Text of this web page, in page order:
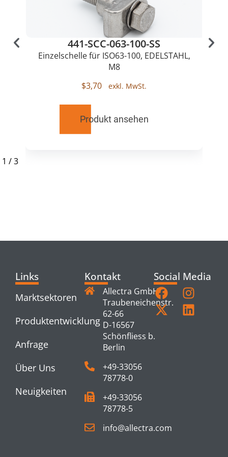
441-SCC-063-100-SS
Einzelschelle für ISO63-100, EDELSTAHL,
M8
$3,70
Produkt ansehen
1 /3
Links
Marktsektoren
Produktentwicklung
Anfrage
Über Uns
Neuigkeiten
Kontakt
Allectra GmbH
Traubeneichenstr.
62-66
D-16567
Schönfliess b.
Berlin
+49-33056
78778-0
+49-33056
78778-5
info@allectra.com
Social Media